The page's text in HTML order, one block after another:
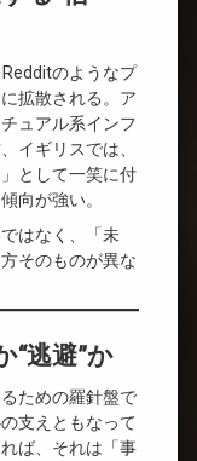
のようなプ
拡散される。ア
ュアル系インフ
イギリスでは、
として一笑に付
向が強い。
はなく、「未
そのものが異な
“逃避”か
ための羅針盤で
支えともなって
ば、それは「事